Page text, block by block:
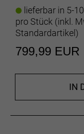
lieferbar in 5-
pro Stück (inkl.
Standardartikel)
799,99 EUR
IN